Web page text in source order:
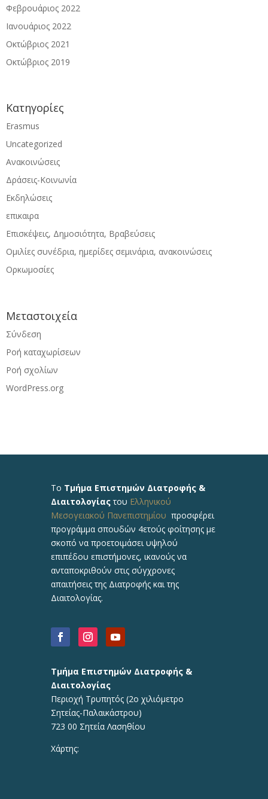
Φεβρουάριος 2022
Ιανουάριος 2022
Οκτώβριος 2021
Οκτώβριος 2019
Kατηγορίες
Erasmus
Uncategorized
Ανακοινώσεις
Δράσεις-Κοινωνία
Εκδηλώσεις
επικαιρα
Επισκέψεις, Δημοσιότητα, Βραβεύσεις
Ομιλίες συνέδρια, ημερίδες σεμινάρια, ανακοινώσεις
Ορκωμοσίες
Μεταστοιχεία
Σύνδεση
Ροή καταχωρίσεων
Ροή σχολίων
WordPress.org
Το Τμήμα Επιστημών Διατροφής &
Διαιτολογίαςτου Ελληνικού
Μεσογειακού Πανεπιστημίου προσφέρει
προγράμμα σπουδών 4ετούς φοίτησης με
σκοπό να προετοιμάσει υψηλού
επιπέδου επιστήμονες, ικανούς να
ανταποκριθούν στις σύγχρονες
απαιτήσεις της Διατροφής και της
Διαιτολογίας.
Τμήμα Επιστημών Διατροφής &
Διαιτολογίας
Περιοχή Τρυπητός (2o χιλιόμετρο
Σητείας-Παλαικάστρου)
723 00 Σητεία Λασηθίου
Χάρτης: